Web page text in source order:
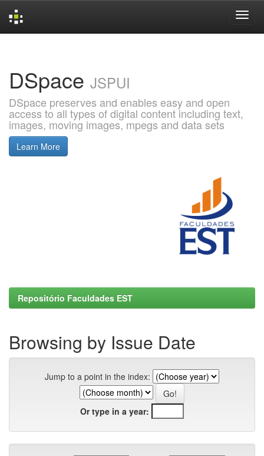
DSpace JSPUI
DSpace preserves and enables easy and open
access to all types of digital content including text,
images, moving images, mpegs and data sets
Learn More
Repositório Faculdades EST
Browsing by Issue Date
Jump to a point in the index:
Or type in a year: